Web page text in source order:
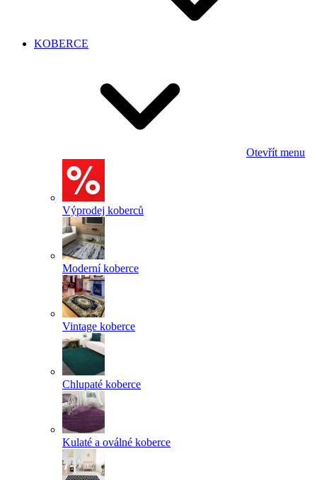
KOBERCE
Otevřít menu
Výprodej koberců
Moderní koberce
Vintage koberce
Chlupaté koberce
Kulaté a oválné koberce